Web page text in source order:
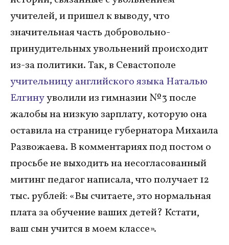
учителей, и пришел к выводу, что
значительная часть добровольно-
принудительных увольнений происходит
из-за политики. Так, в Севастополе
учительницу английского языка Наталью
Елгинууволили из гимназии № 3 после
жалобы на низкую зарплату, которую она
оставила на странице губернатора Михаила
Развожаева. В комментариях под постом о
просьбе не выходить на несогласованный
митинг педагог написала, что получает 12
тыс. рублей: «Вы считаете, это нормальная
плата за обучение ваших детей? Кстати,
ваш сын учится в моем классе».